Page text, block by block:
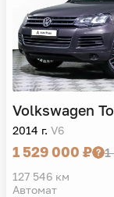
Volkswagen
2014 г. V6
1 529 000 ₽
127 546 км
Автомат